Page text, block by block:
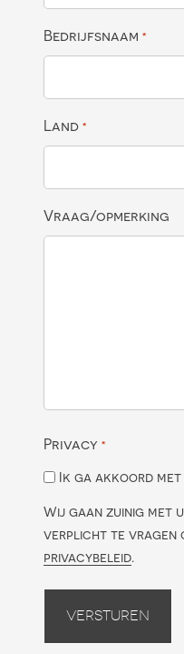
Bedrijfsnaam *
Land *
Vraag/opmerking
Privacy *
Ik ga akkoord
Wij gaan zuinig met
verplicht te vragen
privacybeleid.
Versturen